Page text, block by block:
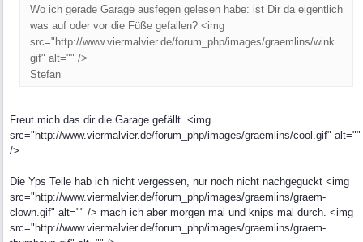
Wo ich gerade Garage ausfegen gelesen habe: ist Dir da eigentlich
was auf oder vor die Füße gefallen? <img
src="http://www.viermalvier.de/forum_php/images/graemlins/wink.
gif" alt="" />
Stefan
Freut mich das dir die Garage gefällt. <img
src="http://www.viermalvier.de/forum_php/images/graemlins/cool.gif" alt=""
/>
Die Yps Teile hab ich nicht vergessen, nur noch nicht nachgeguckt <img
src="http://www.viermalvier.de/forum_php/images/graemlins/graem-
clown.gif" alt="" /> mach ich aber morgen mal und knips mal durch. <img
src="http://www.viermalvier.de/forum_php/images/graemlins/graem-